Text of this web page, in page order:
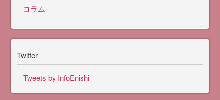
コラム
Twitter
Tweets by InfoEnishi